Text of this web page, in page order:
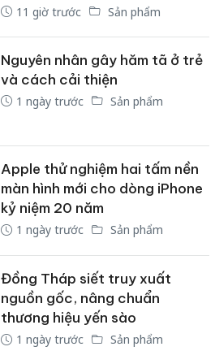
11 giờ trước Sản phẩm
Nguyên nhân gây hăm tã ở trẻ
và cách cải thiện
1 ngày trước Sản phẩm
Apple thử nghiệm hai tấm nền
màn hình mới cho dòng iPhone
kỷ niệm 20 năm
1 ngày trước Sản phẩm
Đồng Tháp siết truy xuất
nguồn gốc, nâng chuẩn
thương hiệu yến sào
1 ngày trước Sản phẩm